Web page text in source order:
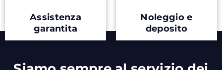
Assistenza
garantita
Noleggio e
deposito